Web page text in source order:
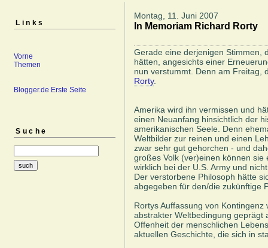
Links
Vorne
Themen
Blogger.de Erste Seite
Suche
Montag, 11. Juni 2007
In Memoriam Richard Rorty
Gerade eine derjenigen Stimmen,
hätten, angesichts einer
nun verstummt. Denn am Freitag,
Rorty.
Amerika wird ihn vermissen und
einen Neuanfang hinsichtlich der
amerikanischen Seele. Denn
Weltbilder zur reinen und einen
zwar sehr gut gehorchen - und
großes Volk (ver)einen können
wirklich bei der U.S. Army und
Der verstorbene Philosoph hätte
abgegeben für den/die zukünftige
Rortys Auffassung von
abstrakter Weltbedingung geprägt
Offenheit der menschlichen
aktuellen Geschichte, die sich in